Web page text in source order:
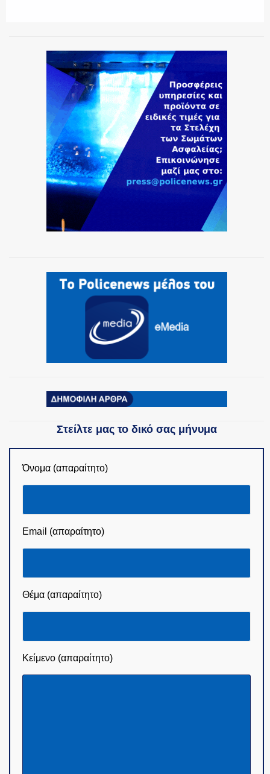
ΑΣΤΥΝΟΜΙΚΟ ΡΕΠΟΡΤΑΖ
ΟΠΛΑ/ΕΞΟΠΛΙΣΜΟΣ
Στείλτε μας το δικό σας μήνυμα
Όνομα (απαραίτητο)
Email (απαραίτητο)
Θέμα (απαραίτητο)
Κείμενο (απαραίτητο)